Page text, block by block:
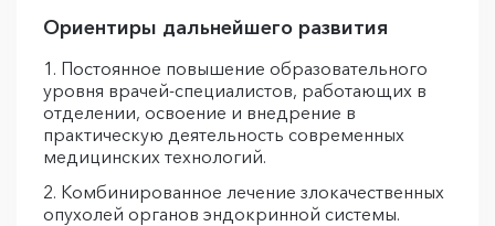
Ориентиры дальнейшего развития
Постоянное повышение образовательного
уровня врачей-специалистов, работающих в
отделении, освоение и внедрение в
практическую деятельность современных
медицинских технологий.
Комбинированное лечение злокачественных
опухолей органов эндокринной системы.